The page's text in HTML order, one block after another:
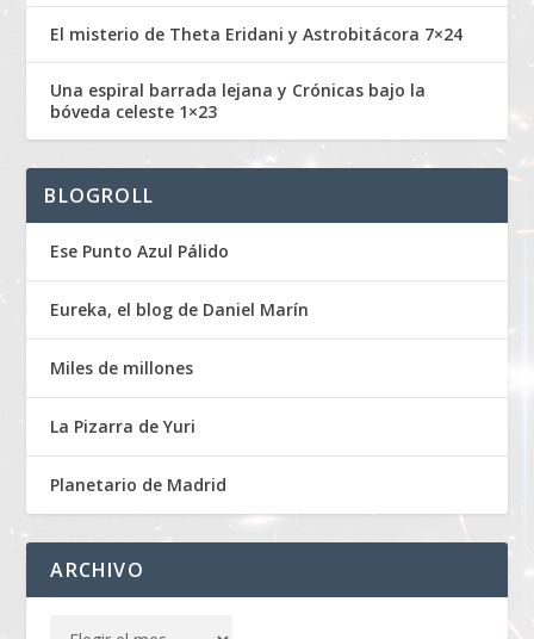
El misterio de Theta Eridani y Astrobitácora 7×24
Una espiral barrada lejana y Crónicas bajo la
bóveda celeste 1×23
BLOGROLL
Ese Punto Azul Pálido
Eureka, el blog de Daniel Marín
Miles de millones
La Pizarra de Yuri
Planetario de Madrid
ARCHIVO